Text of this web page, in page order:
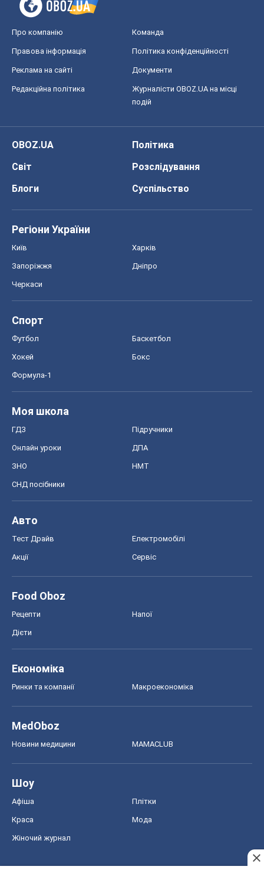
Про компанію Команда
Правова інформація Політика конфіденційності
Реклама на сайті Документи
Редакційна політика
Журналісти OBOZ.UA на місці
подій
OBOZ.UA
Політика
Світ
Розслідування
Блоги
Суспільство
Регіони України
Київ Харків
Запоріжжя Дніпро
Черкаси
Спорт
Футбол Баскетбол
Хокей Бокс
Формула-1
Моя школа
ГДЗ Підручники
Онлайн уроки ДПА
ЗНО НМТ
СНД посібники
Авто
Тест Драйв Електромобілі
Акції Сервіс
Food Oboz
Рецепти Напої
Дієти
Економіка
Ринки та компанії Макроекономіка
MedOboz
Новини медицини MAMACLUB
Шоу
Афіша Плітки
Краса Мода
Жіночий журнал